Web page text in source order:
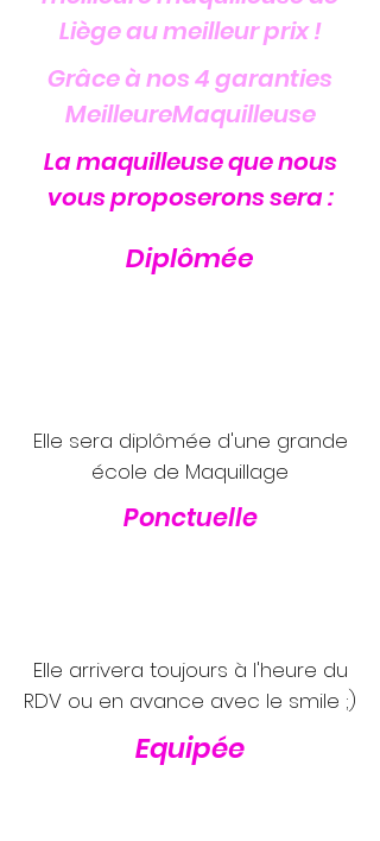
Liège au meilleur prix !
Grâce à nos 4 garanties
MeilleureMaquilleuse
La maquilleuse que nous
vous proposerons sera :
Diplômée
Elle sera diplômée d'une grande
école de Maquillage
Ponctuelle
Elle arrivera toujours à l'heure du
RDV ou en avance avec le smile ;)
Equipée